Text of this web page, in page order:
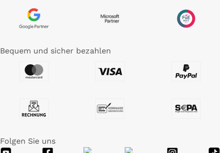
Bequem und sicher bezahlen
Folgen Sie uns